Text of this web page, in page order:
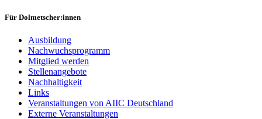
Für Dolmetscher:innen
Ausbildung
Nachwuchsprogramm
Mitglied werden
Stellenangebote
Nachhaltigkeit
Links
Veranstaltungen von AIIC Deutschland
Externe Veranstaltungen